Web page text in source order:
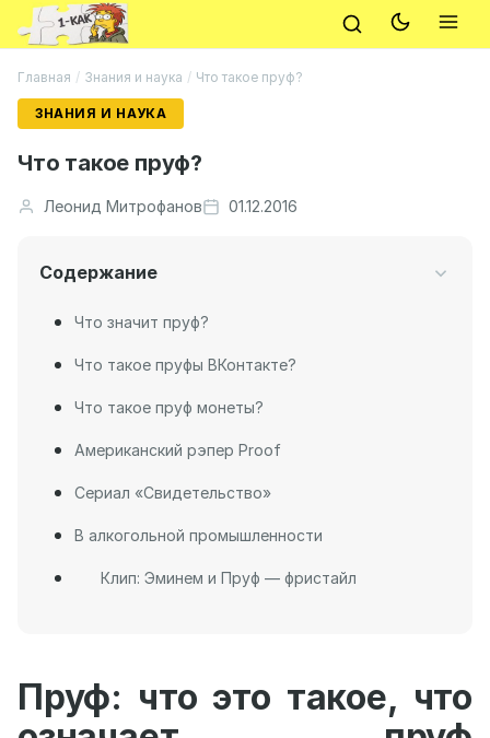
Главная / Знания и наука / Что такое пруф?
ЗНАНИЯ И НАУКА
Что такое пруф?
Леонид Митрофанов 01.12.2016
Содержание
Что значит пруф?
Что такое пруфы ВКонтакте?
Что такое пруф монеты?
Американский рэпер Proof
Сериал «Свидетельство»
В алкогольной промышленности
Клип: Эминем и Пруф — фристайл
Пруф: что это такое, что